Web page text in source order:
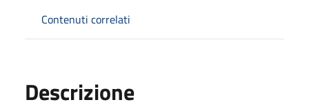
Contenuti correlati
Descrizione